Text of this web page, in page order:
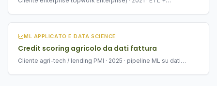
ML APPLICATO E DATA SCIENCE
Credit scoring agricolo da dati fattura
Cliente agri-tech / lending PMI · 2025 · pipeline ML su dati